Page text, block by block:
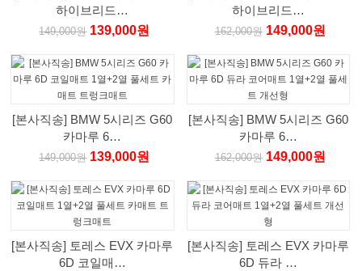
하이브리드…
149,000원 139,000원
하이브리드…
162,000원149,000원
[본사직송] BMW 5시리즈 G60
카마루 6…
149,000원 139,000원
[본사직송] BMW 5시리즈 G60
카마루 6…
162,000원149,000원
[본사직송] 토레스 EVX 카마루
6D 코일매…
[본사직송] 토레스 EVX 카마루
6D 듀라 …